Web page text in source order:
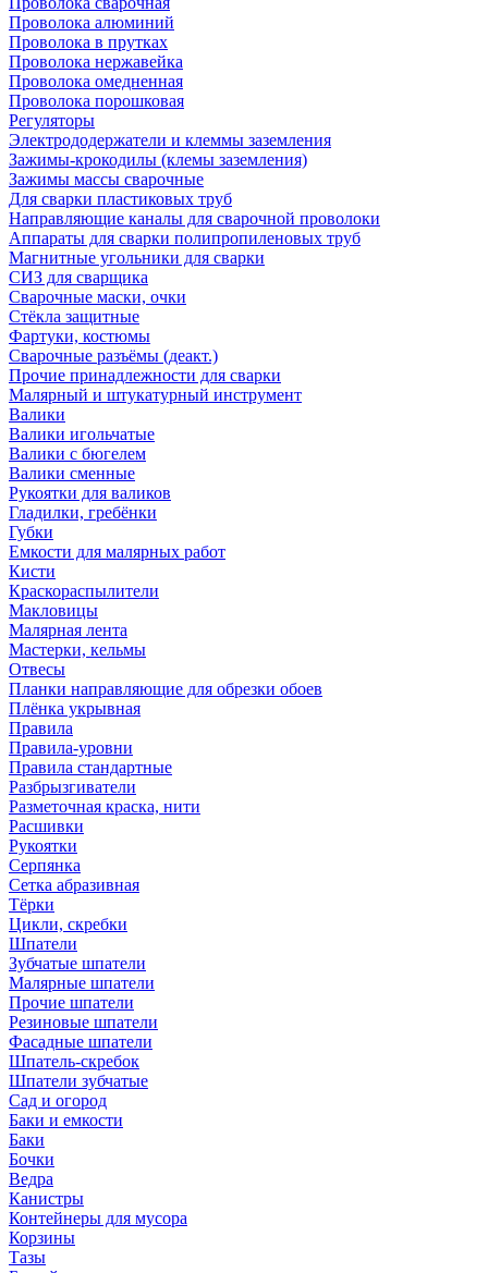
Проволока алюминий
Проволока в прутках
Проволока нержавейка
Проволока омедненная
Проволока порошковая
Регуляторы
Электрододержатели и клеммы заземления
Зажимы-крокодилы (клемы заземления)
Зажимы массы сварочные
Для сварки пластиковых труб
Направляющие каналы для сварочной проволоки
Аппараты для сварки полипропиленовых труб
Магнитные угольники для сварки
СИЗ для сварщика
Сварочные маски, очки
Стёкла защитные
Фартуки, костюмы
Сварочные разъёмы (деакт.)
Прочие принадлежности для сварки
Малярный и штукатурный инструмент
Валики
Валики игольчатые
Валики с бюгелем
Валики сменные
Рукоятки для валиков
Гладилки, гребёнки
Губки
Емкости для малярных работ
Кисти
Краскораспылители
Макловицы
Малярная лента
Мастерки, кельмы
Отвесы
Планки направляющие для обрезки обоев
Плёнка укрывная
Правила
Правила-уровни
Правила стандартные
Разбрызгиватели
Разметочная краска, нити
Расшивки
Рукоятки
Серпянка
Сетка абразивная
Тёрки
Цикли, скребки
Шпатели
Зубчатые шпатели
Малярные шпатели
Прочие шпатели
Резиновые шпатели
Фасадные шпатели
Шпатель-скребок
Шпатели зубчатые
Сад и огород
Баки и емкости
Баки
Бочки
Ведра
Канистры
Контейнеры для мусора
Корзины
Тазы